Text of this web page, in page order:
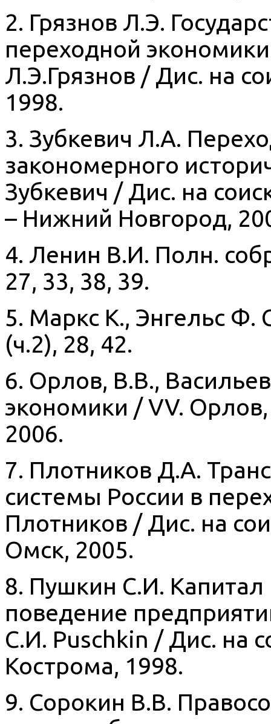
2. Грязнов Л.Э.
переходной
Л.Э.Грязнов / Дис. на
1998.
3. Зубкевич Л.А.
закономерного
Зубкевич / Дис. на
– Нижний Новгород,
4. Ленин В.И. Полн.
27, 33, 38, 39.
5. Маркс К., Энгельс Ф.
(ч.2), 28, 42.
6. Орлов, В.В.,
экономики / VV.
2006.
7. Плотников Д.А.
системы России в
Плотников / Дис. на
Омск, 2005.
8. Пушкин С.И. Капитал
поведение
С.И. Puschkin / Дис. на
Кострома, 1998.
9. Сорокин В.В.